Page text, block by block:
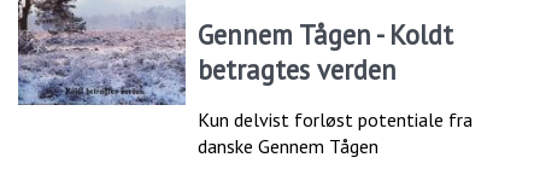
Gennem Tågen - Koldt
betragtes verden
Kun delvist forløst potentiale fra
danske Gennem Tågen